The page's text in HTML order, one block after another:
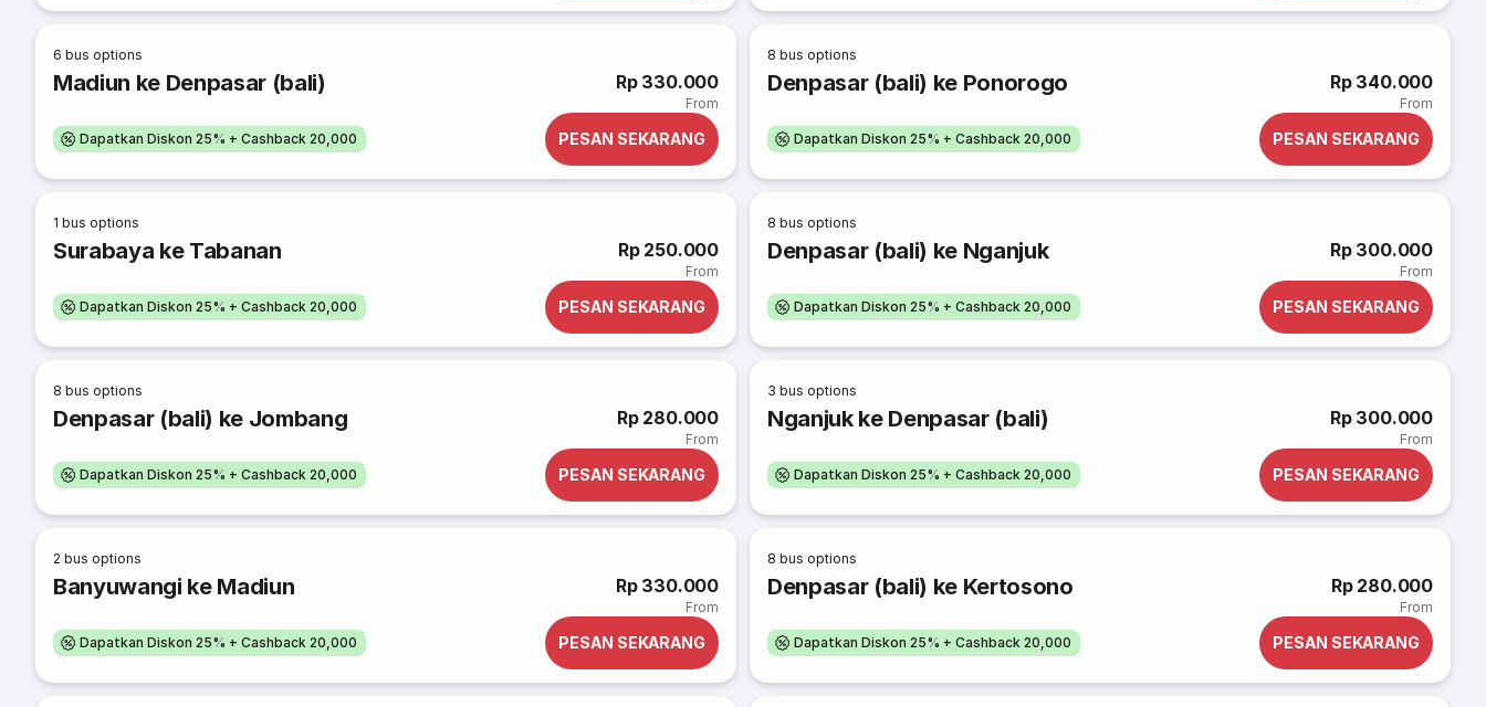
6 bus options
Madiun ke Denpasar (bali) Rp 330.000
From
Dapatkan Diskon 25% + Cashback 20,000 PESAN SEKARANG
8 bus options
Denpasar (bali) ke Ponorogo Rp 340.000
From
Dapatkan Diskon 25% + Cashback 20,000 PESAN SEKARANG
1 bus options
Surabaya ke Tabanan Rp 250.000
From
Dapatkan Diskon 25% + Cashback 20,000 PESAN SEKARANG
8 bus options
Denpasar (bali) ke Nganjuk Rp 300.000
From
Dapatkan Diskon 25% + Cashback 20,000 PESAN SEKARANG
8 bus options
Denpasar (bali) ke Jombang Rp 280.000
From
Dapatkan Diskon 25% + Cashback 20,000 PESAN SEKARANG
3 bus options
Nganjuk ke Denpasar (bali) Rp 300.000
From
Dapatkan Diskon 25% + Cashback 20,000 PESAN SEKARANG
2 bus options
Banyuwangi ke Madiun Rp 330.000
From
Dapatkan Diskon 25% + Cashback 20,000 PESAN SEKARANG
8 bus options
Denpasar (bali) ke Kertosono Rp 280.000
From
Dapatkan Diskon 25% + Cashback 20,000 PESAN SEKARANG